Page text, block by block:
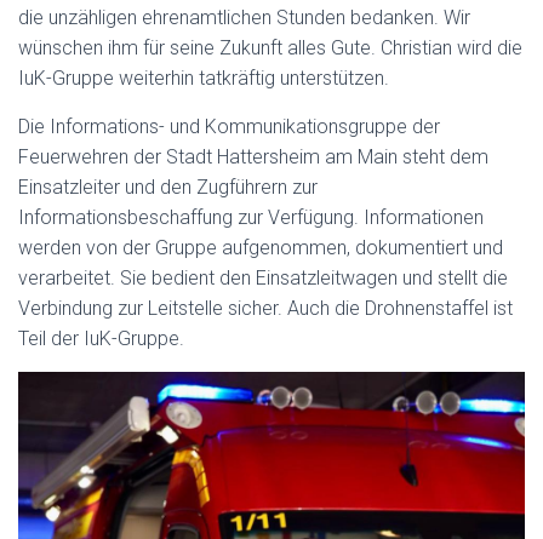
die unzähligen ehrenamtlichen Stunden bedanken. Wir
wünschen ihm für seine Zukunft alles Gute. Christian wird die
IuK-Gruppe weiterhin tatkräftig unterstützen.
Die Informations- und Kommunikationsgruppe der
Feuerwehren der Stadt Hattersheim am Main steht dem
Einsatzleiter und den Zugführern zur
Informationsbeschaffung zur Verfügung. Informationen
werden von der Gruppe aufgenommen, dokumentiert und
verarbeitet. Sie bedient den Einsatzleitwagen und stellt die
Verbindung zur Leitstelle sicher. Auch die Drohnenstaffel ist
Teil der IuK-Gruppe.